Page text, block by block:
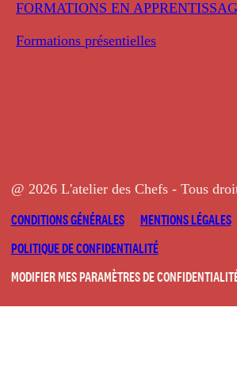
FORMATIONS EN
Formations présentielles
@ 2026 L'atelier des Chefs - Tous
CONDITIONS GÉNÉRALES
MENTIONS LÉGALES
POLITIQUE DE CONFIDENTIALITÉ
MODIFIER MES PARAMÈTRES DE